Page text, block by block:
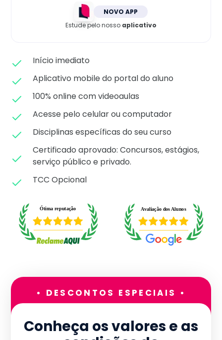
NOVO APP
Estude pelo nosso aplicativo
Início imediato
Aplicativo mobile do portal do aluno
100% online com videoaulas
Acesse pelo celular ou computador
Disciplinas específicas do seu curso
Certificado aprovado: Concursos, estágios,
serviço público e privado.
TCC Opcional
• DESCONTOS ESPECIAIS •
Conheça os valores e as